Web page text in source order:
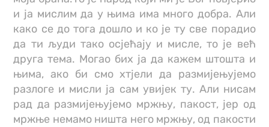
и ја мислим да у њима има много добра. Али
како се до тога дошло и ко је ту све порадио
да ти људи тако осјећају и мисле, то је већ
друга тема. Могао бих ја да кажем штошта и
њима, ако би смо хтјели да размијењујемо
разлоге и мисли ја сам увијек ту. Али нисам
рад да размијењујемо мржњу, пакост, јер од
мржње немамо ништа него мржњу, од пакости